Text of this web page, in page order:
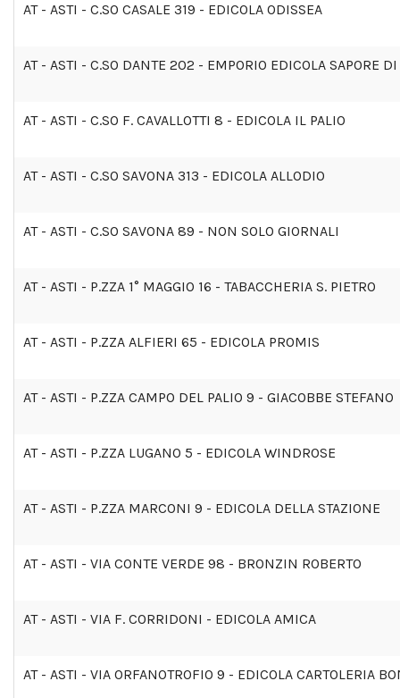
AT - ASTI - C.SO CASALE 319 - EDICOLA ODISSEA
AT - ASTI - C.SO DANTE 202 - EMPORIO EDICOLA SAPORE DI
AT - ASTI - C.SO F. CAVALLOTTI 8 - EDICOLA IL PALIO
AT - ASTI - C.SO SAVONA 313 - EDICOLA ALLODIO
AT - ASTI - C.SO SAVONA 89 - NON SOLO GIORNALI
AT - ASTI - P.ZZA 1° MAGGIO 16 - TABACCHERIA S. PIETRO
AT - ASTI - P.ZZA ALFIERI 65 - EDICOLA PROMIS
AT - ASTI - P.ZZA CAMPO DEL PALIO 9 - GIACOBBE STEFANO
AT - ASTI - P.ZZA LUGANO 5 - EDICOLA WINDROSE
AT - ASTI - P.ZZA MARCONI 9 - EDICOLA DELLA STAZIONE
AT - ASTI - VIA CONTE VERDE 98 - BRONZIN ROBERTO
AT - ASTI - VIA F. CORRIDONI - EDICOLA AMICA
AT - ASTI - VIA ORFANOTROFIO 9 - EDICOLA CARTOLERIA